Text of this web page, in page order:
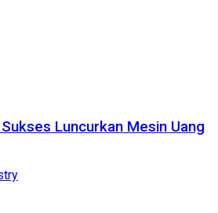
Luncurkan Mesin Uang